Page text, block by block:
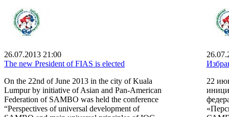
26.07.2013 21:00
The new President of FIAS is elected
On the 22nd of June 2013 in the city of Kuala
Lumpur by initiative of Asian and Pan-American
Federation of SAMBO was held the conference
“Perspectives of universal development of
22